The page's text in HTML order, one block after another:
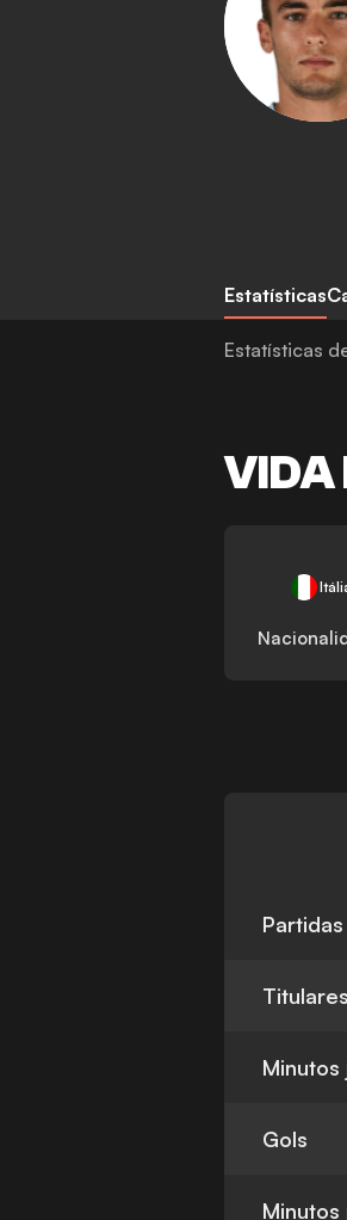
Estatísticas
Estatísticas
VIDA
Partidas
Titulares
Minutos
Gols